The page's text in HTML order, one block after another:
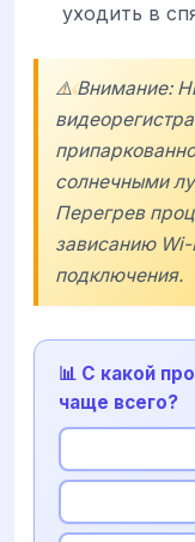
уходить в
⚠️ Внимание:
солнечными
Перегрев
зависанию
подключения.
📊 С какой
чаще всего?